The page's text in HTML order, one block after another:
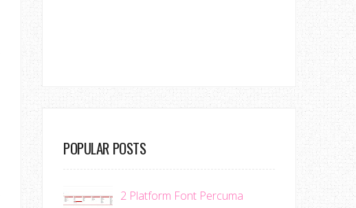
POPULAR POSTS
2 Platform Font Percuma